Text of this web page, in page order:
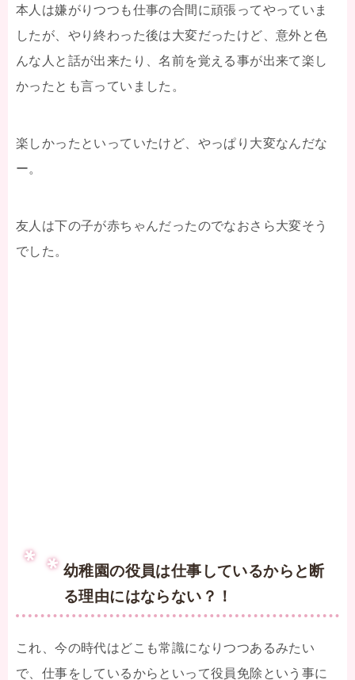
本人は嫌がりつつも仕事の合間に頑張ってやっていま
したが、やり終わった後は大変だったけど、意外と色
んな人と話が出来たり、名前を覚える事が出来て楽し
かったとも言っていました。
楽しかったといっていたけど、やっぱり大変なんだな
ー。
友人は下の子が赤ちゃんだったのでなおさら大変そう
でした。
幼稚園の役員は仕事しているからと断
る理由にはならない？！
これ、今の時代はどこも常識になりつつあるみたい
で、仕事をしているからといって役員免除という事に